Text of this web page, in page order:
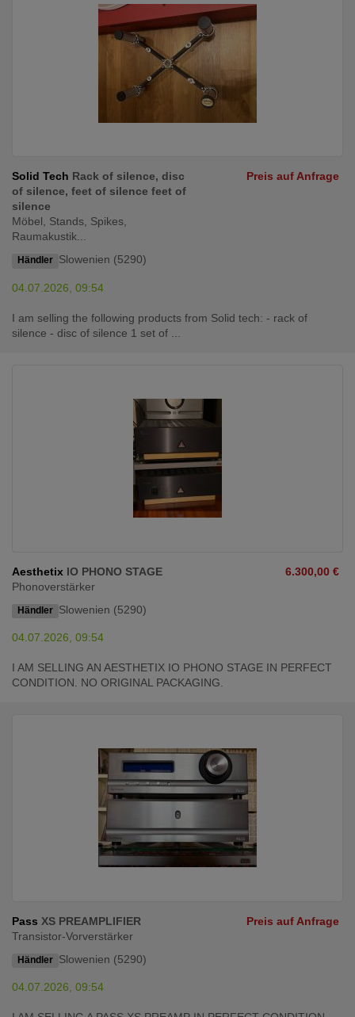
Solid Tech Rack of silence, disc
of silence, feet of silence feet of
silence
Möbel, Stands, Spikes,
Raumakustik...
Händler Slowenien (5290)
Preis auf Anfrage
04.07.2026, 09:54
I am selling the following products from Solid tech: - rack of
silence - disc of silence 1 set of ...
Aesthetix IO PHONO STAGE
Phonoverstärker
Händler Slowenien (5290)
6.300,00 €
04.07.2026, 09:54
I AM SELLING AN AESTHETIX IO PHONO STAGE IN PERFECT
CONDITION. NO ORIGINAL PACKAGING.
Pass XS PREAMPLIFIER
Transistor-Vorverstärker
Händler Slowenien (5290)
Preis auf Anfrage
04.07.2026, 09:54